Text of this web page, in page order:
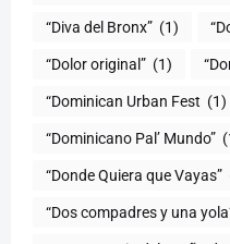
“Diva del Bronx” (1)
“Dolor original” (1)
“Dominican Urban Fest (1)
“Dominicano Pal’ Mundo”
“Donde Quiera que Vayas”
“Dos compadres y una